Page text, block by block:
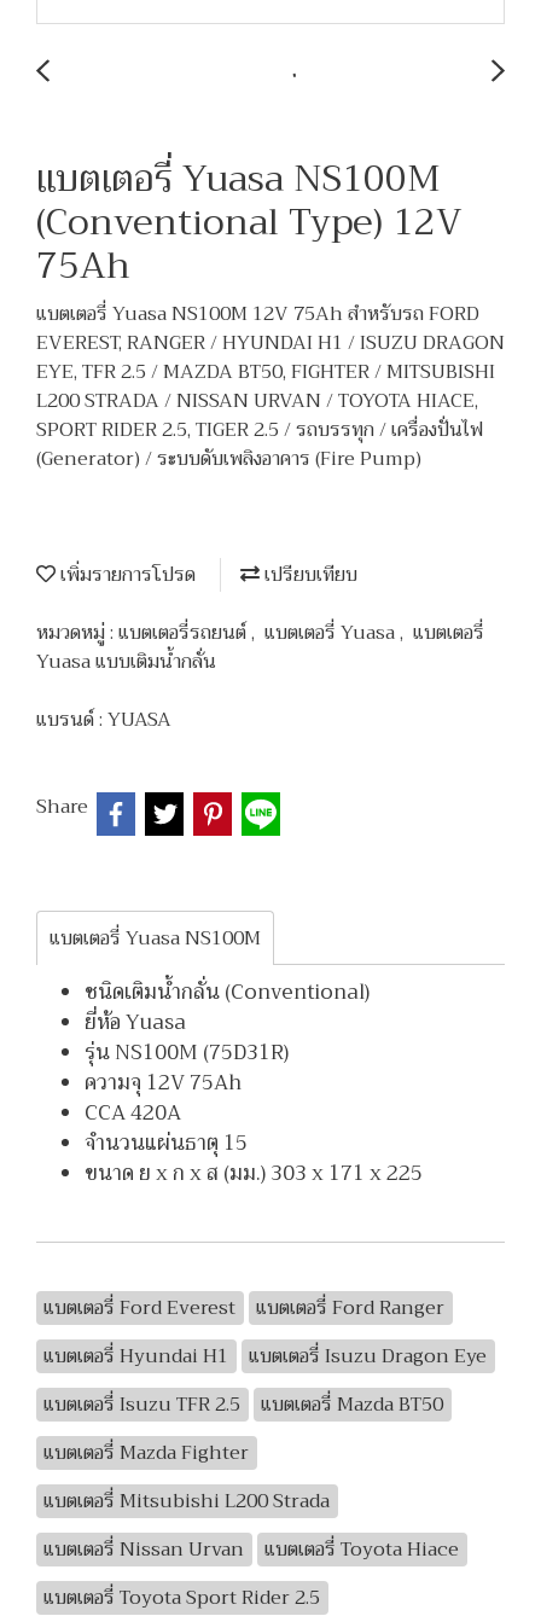
แบตเตอรี่ Yuasa NS100M
(Conventional Type) 12V
75Ah
แบตเตอรี่ Yuasa NS100M 12V 75Ah สำหรับรถ FORD
EVEREST, RANGER / HYUNDAI H1 / ISUZU DRAGON
EYE, TFR 2.5 / MAZDA BT50, FIGHTER / MITSUBISHI
L200 STRADA / NISSAN URVAN / TOYOTA HIACE,
SPORT RIDER 2.5, TIGER 2.5 / รถบรรทุก / เครื่องปั่นไฟ
(Generator) / ระบบดับเพลิงอาคาร (Fire Pump)
เพิ่มรายการโปรด
เปรียบเทียบ
หมวดหมู่ :แบตเตอรี่รถยนต์, แบตเตอรี่ Yuasa, แบตเตอรี่
Yuasa แบบเติมน้ำกลั่น
แบรนด์ :YUASA
Share
แบตเตอรี่ Yuasa NS100M
ชนิดเติมน้ำกลั่น (Conventional)
ยี่ห้อ Yuasa
รุ่น NS100M (75D31R)
ความจุ 12V 75Ah
CCA 420A
จำนวนแผ่นธาตุ 15
ขนาด ย x ก x ส (มม.) 303 x 171 x 225
แบตเตอรี่ Ford Everest
แบตเตอรี่ Ford Ranger
แบตเตอรี่ Hyundai H1
แบตเตอรี่ Isuzu Dragon Eye
แบตเตอรี่ Isuzu TFR 2.5
แบตเตอรี่ Mazda BT50
แบตเตอรี่ Mazda Fighter
แบตเตอรี่ Mitsubishi L200 Strada
แบตเตอรี่ Nissan Urvan
แบตเตอรี่ Toyota Hiace
แบตเตอรี่ Toyota Sport Rider 2.5